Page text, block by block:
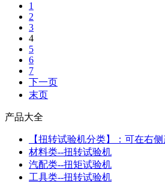
1
2
3
4
5
6
7
下一页
末页
产品大全
【扭转试验机分类】：可在右
材料类--扭转试验机
汽配类--扭矩试验机
工具类--扭转试验机